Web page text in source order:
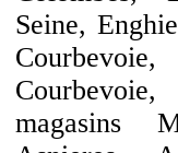
Seine,
magasins